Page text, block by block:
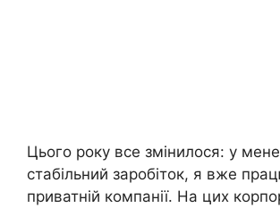
Цього року все змінилося: у мене
стабільний заробіток, я вже
приватній компанії. На цих